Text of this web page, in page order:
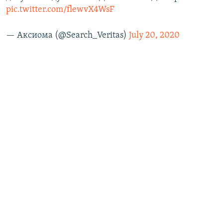
pic.twitter.com/flewvX4WsF
— Аксиома (@Search_Veritas) July 20, 2020